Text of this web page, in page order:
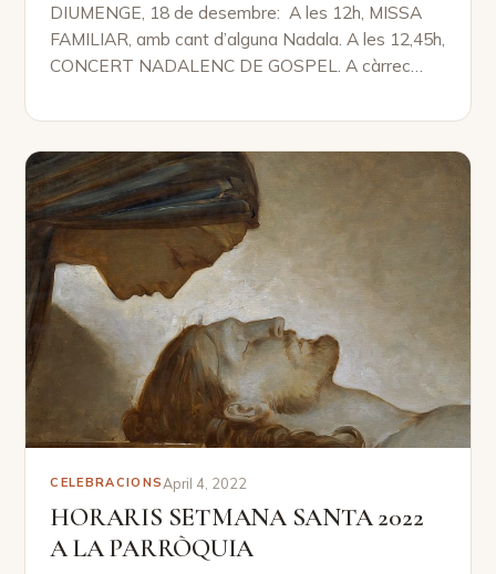
DIUMENGE, 18 de desembre: A les 12h, MISSA
FAMILIAR, amb cant d’alguna Nadala. A les 12,45h,
CONCERT NADALENC DE GOSPEL. A càrrec…
CELEBRACIONSApril 4, 2022
HORARIS SETMANA SANTA 2022
A LA PARRÒQUIA